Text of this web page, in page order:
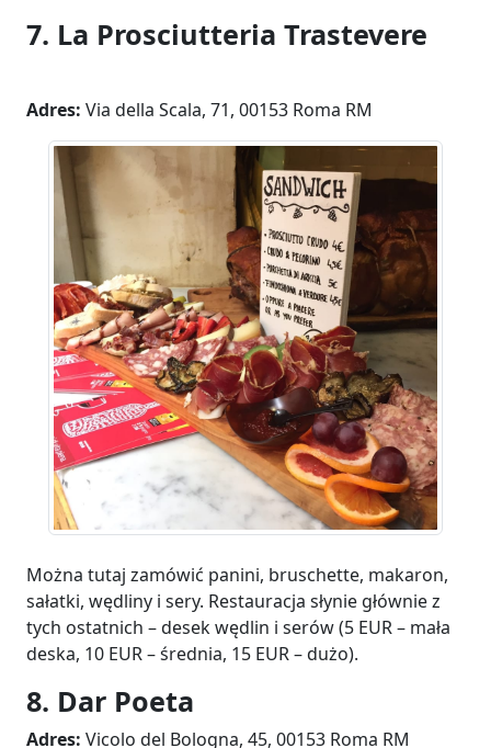
7. La Prosciutteria Trastevere
Adres: Via della Scala, 71, 00153 Roma RM
Można tutaj zamówić panini, bruschette, makaron,
sałatki, wędliny i sery. Restauracja słynie głównie z
tych ostatnich – desek wędlin i serów (5 EUR – mała
deska, 10 EUR – średnia, 15 EUR – dużo).
8. Dar Poeta
Adres: Vicolo del Bologna, 45, 00153 Roma RM